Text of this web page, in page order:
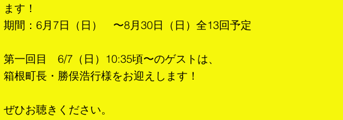
ます！
期間：6月7日（日） 〜8月30日（日）全13回予定
第一回目 6/7（日）10:35頃〜のゲストは、
箱根町長・勝俣浩行様をお迎えします！
ぜひお聴きください。